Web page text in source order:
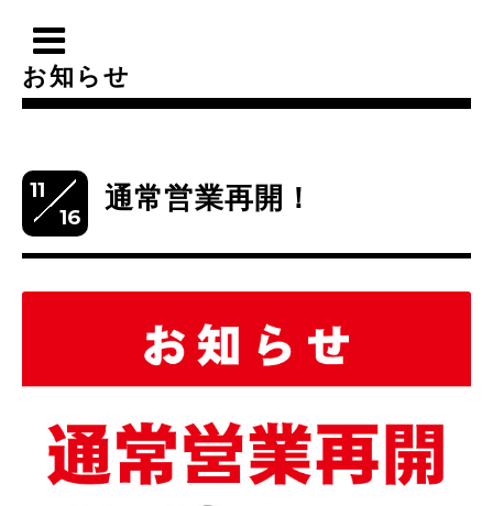
お知らせ
11
16
通常営業再開！